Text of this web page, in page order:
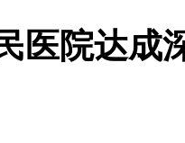
医院达成